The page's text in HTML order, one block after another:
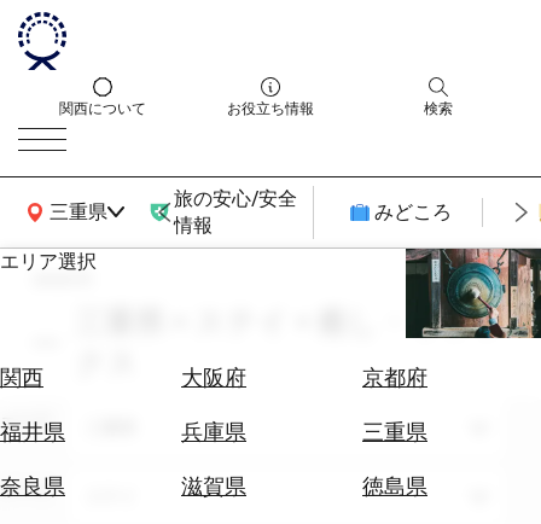
関西について お役立ち情報 検索
三重県
関西広域MAP
旅の安心/安全
情報
みどころ
エリア選択
関西 大阪府
京都府
福井県
兵庫県
三重県
奈良県
滋賀県
徳島県
エ
券
テ
search
三重県 × ステイ × 癒し・リラッ
エリア
テーマ